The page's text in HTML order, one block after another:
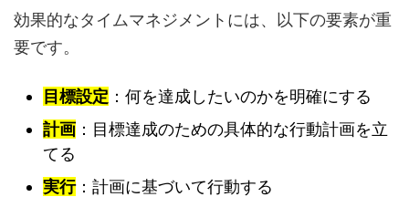
効果的なタイムマネジメントには、以下の要素が重
要です。
目標設定 ：何を達成したいのかを明確にする
計画 ：目標達成のための具体的な行動計画を立
てる
実行：計画に基づいて行動する